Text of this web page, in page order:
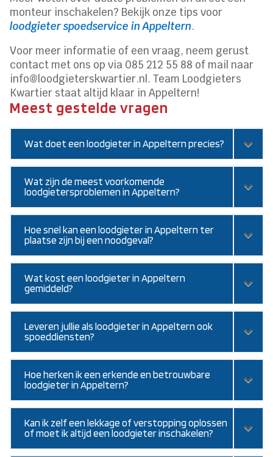
monteur inschakelen? Bekijk onze tips voor
loodgieter spoedservice in Appeltern.
Voor meer informatie of een vraag, neem gerust
contact met ons op via 085 212 55 88 of mail naar
info@loodgieterskwartier.nl. Team Loodgieters
Kwartier staat altijd klaar in Appeltern!
Meest gestelde vragen
Wat doet een loodgieter in Appeltern precies?
Wat zijn de meest voorkomende
loodgietersproblemen in Appeltern?
Hoe snel kan een loodgieter in Appeltern ter
plaatse zijn bij een noodgeval?
Wat kost een loodgieter in Appeltern
gemiddeld?
Leveren jullie als loodgieter in Appeltern ook
spoeddiensten?
Hoe herken ik een erkende en betrouwbare
loodgieter in Appeltern?
Kan ik zelf een lekkage of verstopping oplossen
of moet ik altijd een loodgieter inschakelen?